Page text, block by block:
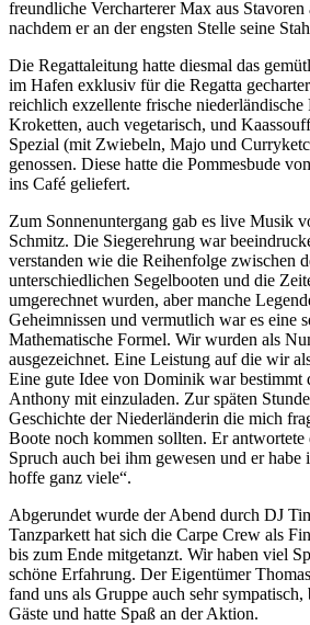
freundliche Vercharterer Max aus Stavoren
nachdem er an der engsten Stelle seine
Die Regattaleitung hatte diesmal das
im Hafen exklusiv für die Regatta
reichlich exzellente frische niederländische
Kroketten, auch vegetarisch, und
Spezial (mit Zwiebeln, Majo und
genossen. Diese hatte die Pommesbude
ins Café geliefert.
Zum Sonnenuntergang gab es live Musik
Schmitz. Die Siegerehrung war
verstanden wie die Reihenfolge zwischen
unterschiedlichen Segelbooten und die
umgerechnet wurden, aber manche
Geheimnissen und vermutlich war es eine
Mathematische Formel. Wir wurden als
ausgezeichnet. Eine Leistung auf die wir
Eine gute Idee von Dominik war bestimmt
Anthony mit einzuladen. Zur späten
Geschichte der Niederländerin die mich
Boote noch kommen sollten. Er antwortete
Spruch auch bei ihm gewesen und er habe
hoffe ganz viele“.
Abgerundet wurde der Abend durch DJ
Tanzparkett hat sich die Carpe Crew als
bis zum Ende mitgetanzt. Wir haben viel
schöne Erfahrung. Der Eigentümer
fand uns als Gruppe auch sehr sympatisch,
Gäste und hatte Spaß an der Aktion.